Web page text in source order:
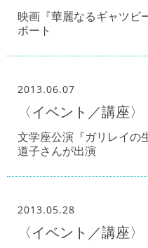
映画『華麗なるギャツ
ポート
2013.06.07
〈イベント／講座〉
文学座公演『ガリレイの
道子さんが出演
2013.05.28
〈イベント／講座〉